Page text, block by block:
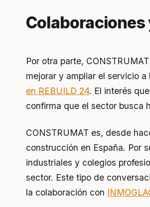
Por otra parte,
mejorar y ampliar el servicio
en REBUILD 24. El interés
confirma que el sector busca
CONSTRUMAT es, desde
construcción en España. Por
industriales y colegios
sector. Este tipo de
la colaboración con